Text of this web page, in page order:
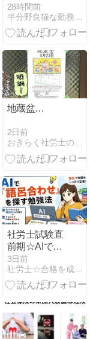
28時間前
半分野良猫な勤務社労士の憂鬱
地蔵盆…
2日前
おきらく社労士のどたばた雑記帳2
社労士試験直
前期☆AIで語
呂合わせを探
し、テキスト
で知識を固め
3日前
社労士☆合格を成し遂げるシャロ勉法